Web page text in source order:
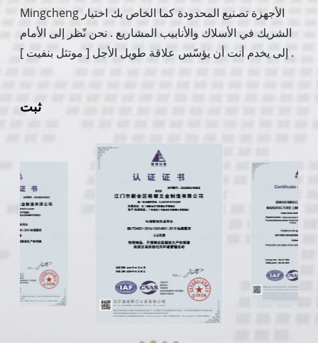
Mingcheng الأجهزة تصنيع المحدودة كما الخاص بك اختيار
الشريك في الأسلاك والأنابيب المشاريع . نحن نّظر إلى الأمام
إلى يخدم أنت أن يؤسّس علاقة طويل الأجل [ موتثل بنفيت ] .
ثبت